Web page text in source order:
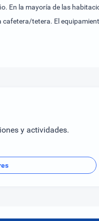
En la mayoría de las
tetera. El
y actividades.